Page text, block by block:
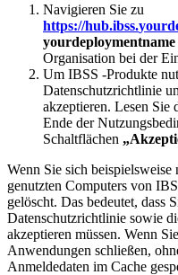
Navigieren Sie zu
https://hub.ibss.
yourdeploymentname
Organisation bei der
Um IBSS -Produkte
Datenschutzrichtlinie
akzeptieren. Lesen Sie
Ende der
Schaltflächen „
Wenn Sie sich beispielsweise
genutzten Computers von
gelöscht. Das bedeutet, dass
Datenschutzrichtlinie sowie
akzeptieren müssen. Wenn Sie
Anwendungen schließen,
Anmeldedaten im Cache